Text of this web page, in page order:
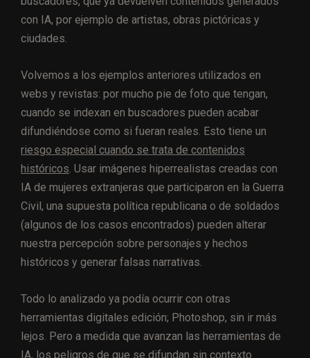
con IA, por ejemplo de artistas, obras pictóricas y
ciudades.
Volvemos a los ejemplos anteriores utilizados en
webs y revistas: por mucho pie de foto que tengan,
cuando se indexan en buscadores pueden acabar
difundiéndose como si fueran reales. Esto tiene un
riesgo especial cuando se trata de contenidos
históricos . Usar imágenes hiperrealistas creadas con
IA de mujeres extranjeras que participaron en la Guerra
Civil, una supuesta política republicana o de soldados
(algunos de los casos encontrados) pueden alterar
nuestra percepción sobre personajes y hechos
históricos y generar falsas narrativas.
Todo lo analizado ya podía ocurrir con otras
herramientas digitales edición; Photoshop, sin ir más
lejos. Pero a medida que avanzan las herramientas de
IA, los peligros de que se difundan sin contexto